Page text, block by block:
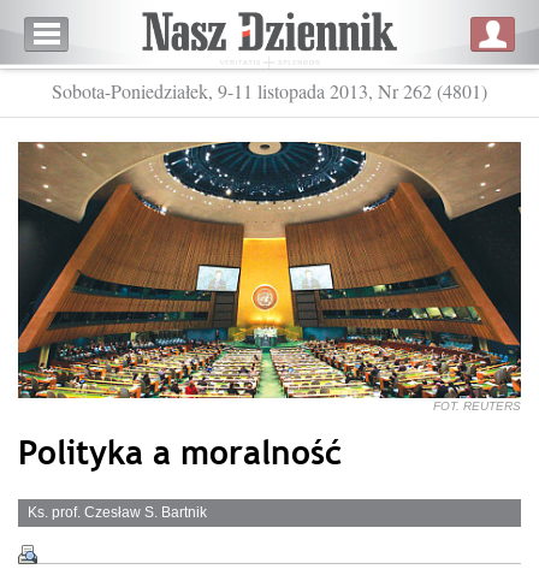
Sobota-Poniedziałek, 9-11 listopada 2013, Nr 262 (4801)
FOT. REUTERS
Polityka a moralność
Ks. prof. Czesław S. Bartnik